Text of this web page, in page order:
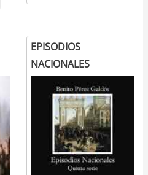
EPISODIOS
NACIONALES